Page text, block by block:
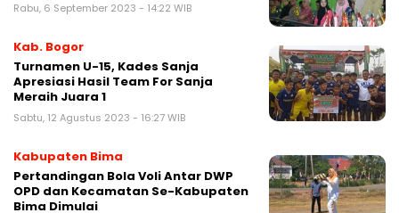
Rabu, 6 September 2023 - 14:22 WIB
Kab. Bogor
Turnamen U-15, Kades Sanja
Apresiasi Hasil Team For Sanja
Meraih Juara 1
Sabtu, 12 Agustus 2023 - 16:27 WIB
Kabupaten Bima
Pertandingan Bola Voli Antar DWP
OPD dan Kecamatan Se-Kabupaten
Bima Dimulai